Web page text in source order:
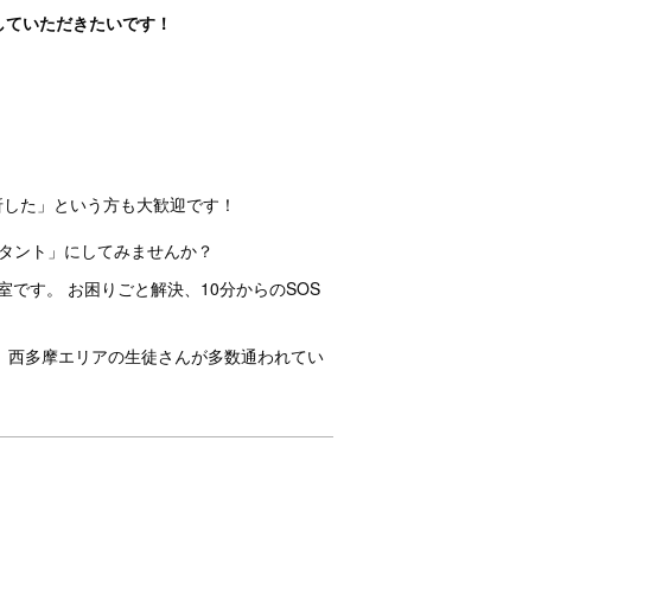
いただきたいです！
た」という方も大歓迎です！
ント」にしてみませんか？
です。 お困りごと解決、10分からのSOS
多摩エリアの生徒さんが多数通われてい